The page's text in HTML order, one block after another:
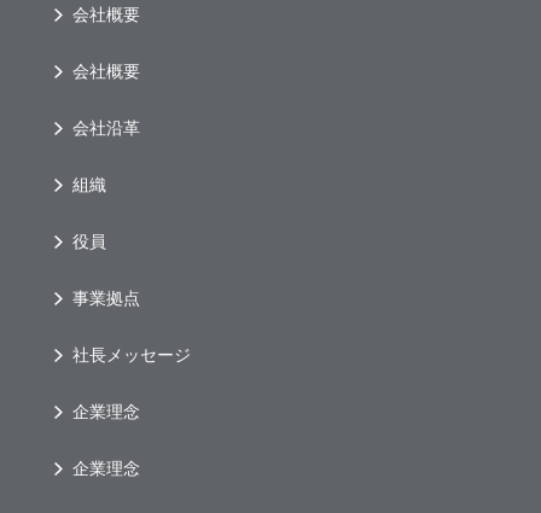
会社概要
会社概要
会社沿革
組織
役員
事業拠点
社長メッセージ
企業理念
企業理念